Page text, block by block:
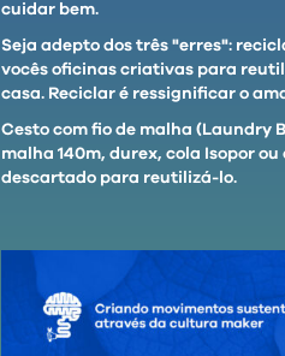
cuidar bem.
Seja adepto dos três "erres":
vocês oficinas criativas para
casa. Reciclar é ressignificar o
Cesto com fio de malha (Laundry
malha 140m, durex, cola Isopor
descartado para reutilizá-lo.